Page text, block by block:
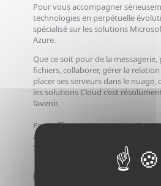
Pour vous accompagner
technologies en perpétuelle
spécialisé sur les solutions
Azure.
Que ce soit pour de la
fichiers, collaborer, gérer la
placer ses serveurs dans le
les solutions Cloud c’est
l’avenir.
Pour affirmer son expertise,
adhérent du Microsoft Partner
Silver Cloud pour les PME.